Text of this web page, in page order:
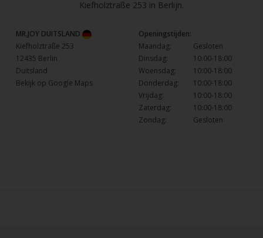
Kiefholztraße 253 in Berlijn.
MR.JOY DUITSLAND
Kiefholztraße 253
12435 Berlin
Duitsland
Bekijk op Google Maps
Openingstijden:
Maandag:
Gesloten
Dinsdag:
10:00-18:00
Woensdag:
10:00-18:00
Donderdag:
10:00-18:00
Vrijdag:
10:00-18:00
Zaterdag:
10:00-18:00
Zondag:
Gesloten